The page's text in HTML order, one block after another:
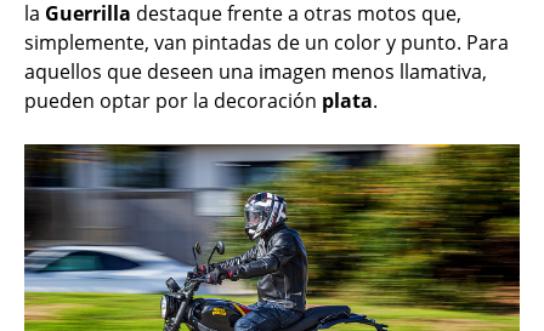
la Guerrilla destaque frente a otras motos que,
simplemente, van pintadas de un color y punto. Para
aquellos que deseen una imagen menos llamativa,
pueden optar por la decoración plata.